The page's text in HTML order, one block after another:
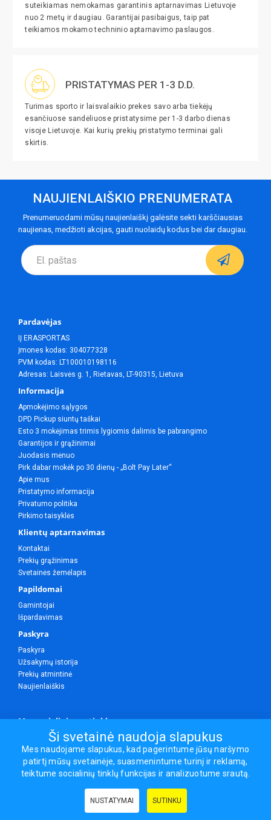
suteikiamas nemokamas garantinis aptarnavimas Lietuvoje
nuo 2 metų ir daugiau. Garantijai pasibaigus, taip pat
teikiamos mokamo techninio aptarnavimo paslaugos.
PRISTATYMAS PER 1-3 D.D.
Turimas sporto ir laisvalaikio prekes savo arba tiekėjų
esančiuose sandėliuose pristatysime per 1-3 darbo dienas
visoje Lietuvoje. Kai kurių prekių pristatymo terminai gali
skirtis.
NAUJIENLAIŠKIO PRENUMERATA
Prenumeruodami mūsų naujienlaiškį galėsite sekti karščiausias
naujienas, medžioti akcijas, gauti nuolaidų kodus bei dar daugiau.
Pardavėjas
IĮ ERASPORTAS
Įmones kodas: 304077328
PVM kodas: LT100010198116
Adresas: Laisvės g. 1, Rietavas, LT-90315, Lietuva
Informacija
Apmokėjimo sąlygos
DPD Pickup siuntų taškai
Esto 3 mokėjimas trimis lygiomis dalimis be pabrangimo
Garantijos ir grąžinimai
Juodasis mėnuo
Pirk dabar mokėk po 30 dienų - „Bolt Pay Later“
Apie mus
Pristatymo informacija
Privatumo politika
Pirkimo taisyklės
Klientų aptarnavimas
Kontaktai
Prekių grąžinimas
Svetainės žemėlapis
Papildomai
Gamintojai
Išpardavimas
Paskyra
Paskyra
Užsakymų istorija
Prekių atmintinė
Naujienlaiškis
Mes socialiniuose tinkluose
Visos teisės saugomos.
Sporto ir laisvalaikio prekės, maisto papildai - erasportas.lt © 2026
Ši svetainė naudoja slapukus
Mes naudojame slapukus, kad pagerintume jūsų naršymo
patirtį mūsų svetainėje, suasmenintume turinį ir reklamą,
teiktume socialinių tinklų funkcijas ir analizuotume srautą.
NUSTATYMAI SUTINKU